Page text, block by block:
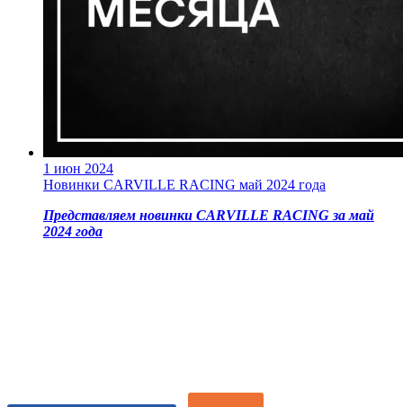
1 июн 2024
Новинки CARVILLE RACING май 2024 года
Представляем новинки CARVILLE RACING за май
2024 года